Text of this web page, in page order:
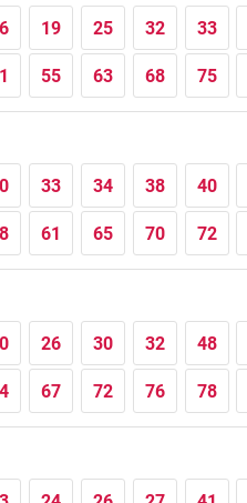
19 25 32 33
55 63 68 75
33 34 38 40
61 65 70 72
26 30 32 48
67 72 76 78